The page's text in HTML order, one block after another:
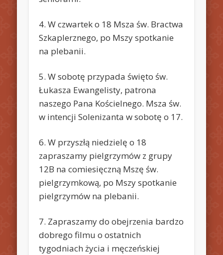
4. W czwartek o 18 Msza św. Bractwa
Szkaplerznego, po Mszy spotkanie
na plebanii.
5. W sobotę przypada święto św.
Łukasza Ewangelisty, patrona
naszego Pana Kościelnego. Msza św.
w intencji Solenizanta w sobotę o 17.
6. W przyszłą niedzielę o 18
zapraszamy pielgrzymów z grupy
12B na comiesięczną Mszę św.
pielgrzymkową, po Mszy spotkanie
pielgrzymów na plebanii.
7. Zapraszamy do obejrzenia bardzo
dobrego filmu o ostatnich
tygodniach życia i męczeńskiej